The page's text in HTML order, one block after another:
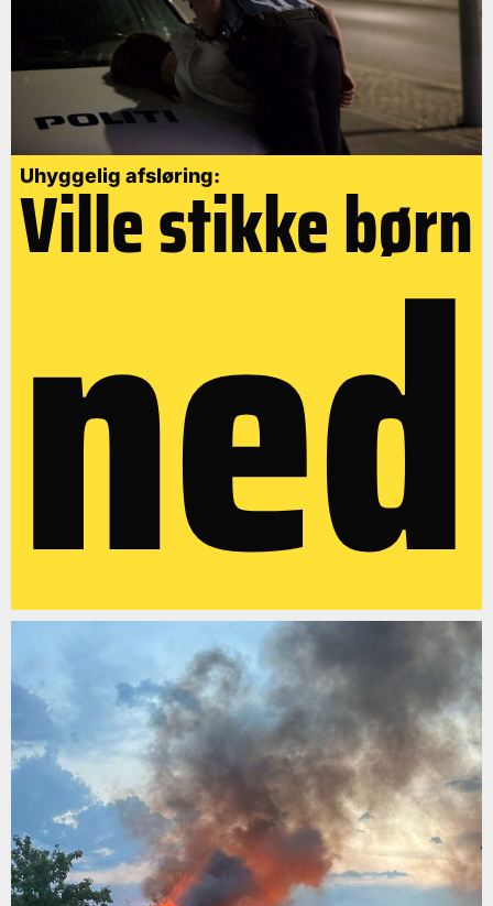
Uhyggelig afsløring:
Ville stikke børn
ned